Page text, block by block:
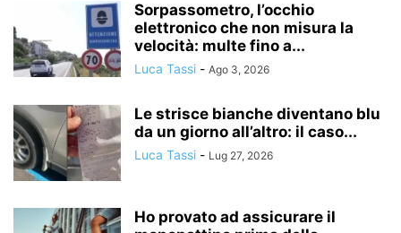
Sorpassometro, l’occhio
elettronico che non misura la
velocità: multe fino a...
Luca Tassi - Ago 3, 2026
Le strisce bianche diventano blu
da un giorno all’altro: il caso...
Luca Tassi - Lug 27, 2026
Ho provato ad assicurare il